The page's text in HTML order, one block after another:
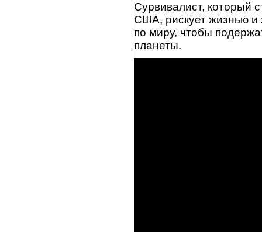
Сурвивалист, который
США, рискует жизнью и
по миру, чтобы
планеты.